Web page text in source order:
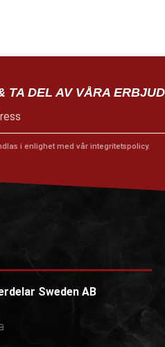
TA DEL AV VÅRA
i enlighet med vår integritetspolicy.
Sweden AB